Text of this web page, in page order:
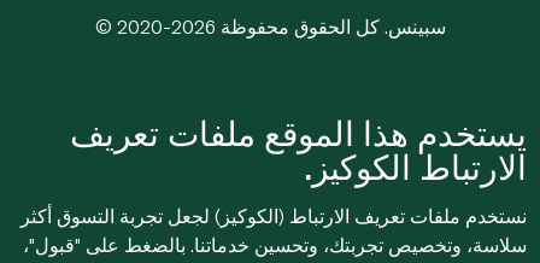
© 2020-2026 سبينس. كل الحقوق محفوظة
يستخدم هذا الموقع ملفات تعريف
الارتباط الكوكيز.
نستخدم ملفات تعريف الارتباط (الكوكيز) لجعل تجربة التسوق أكثر
سلاسة، وتخصيص تجربتك، وتحسين خدماتنا. بالضغط على "قبول"،